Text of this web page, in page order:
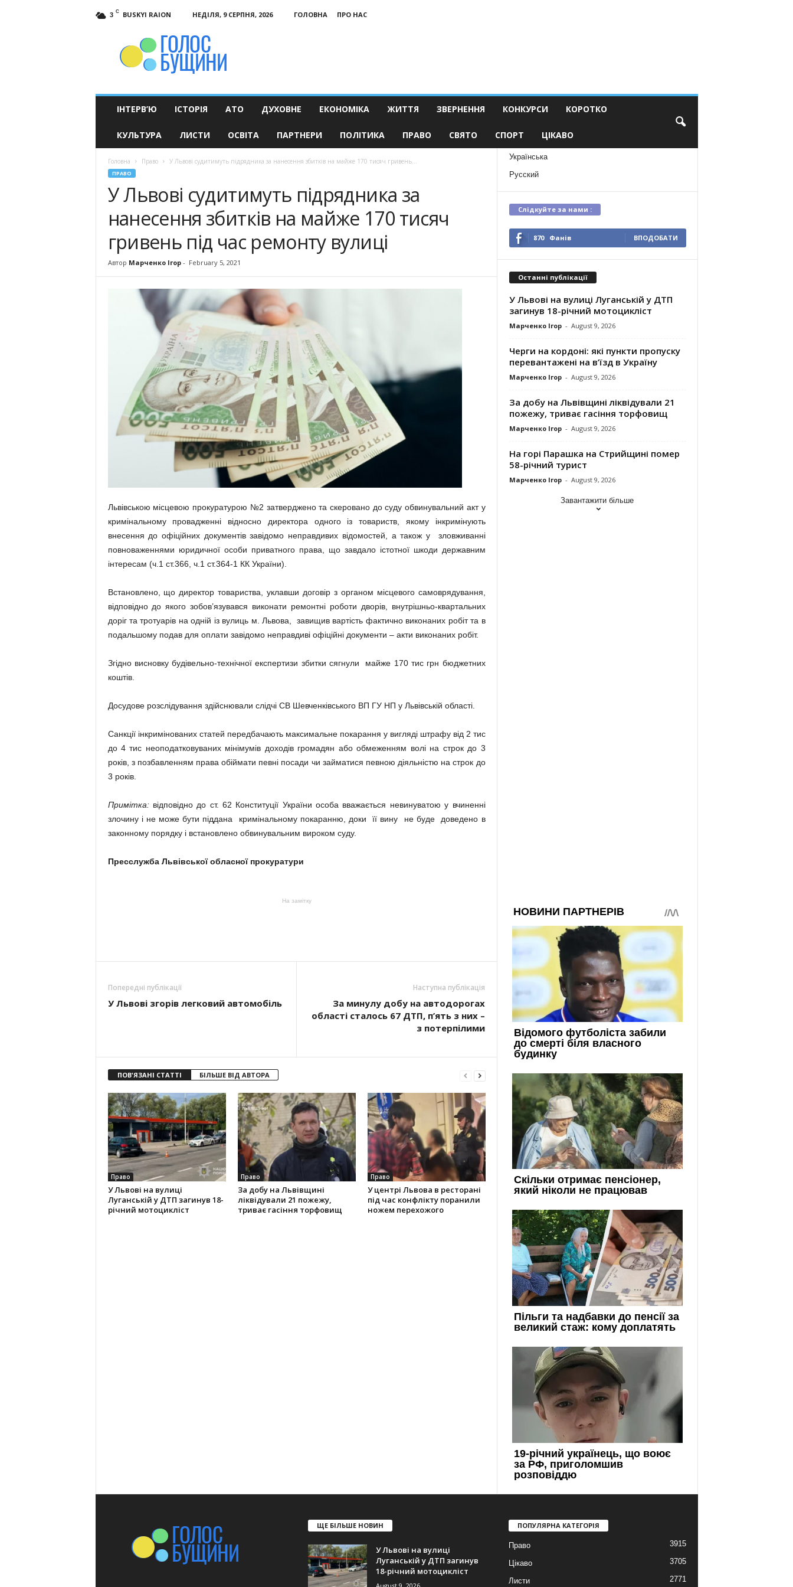
3 C BUSKYI RAION НЕДІЛЯ, 9 СЕРПНЯ, 2026 ГОЛОВНА
ПРО НАС
ІНТЕРВ’Ю ІСТОРІЯ АТО ДУХОВНЕ ЕКОНОМІКА ЖИТТЯ ЗВЕРНЕННЯ КОНКУРСИ КОРОТКО
КУЛЬТУРА ЛИСТИ ОСВІТА ПАРТНЕРИ ПОЛІТИКА ПРАВО СВЯТО СПОРТ ЦІКАВО
Головна Право У Львові судитимуть підрядника за нанесення збитків на майже 170 тисяч гривень...
ПРАВО
У Львові судитимуть підрядника за
нанесення збитків на майже 170 тисяч
гривень під час ремонту вулиці
Автор Марченко Ігор- February 5, 2021
Львівською місцевою прокуратурою №2 затверджено та скеровано до суду обвинувальний акт у
кримінальному провадженні відносно директора одного із товариств, якому інкримінують
внесення до офіційних документів завідомо неправдивих відомостей, а також у зловживанні
повноваженнями юридичної особи приватного права, що завдало істотної шкоди державним
інтересам (ч.1 ст.366, ч.1 ст.364-1 КК України).
Встановлено, що директор товариства, уклавши договір з органом місцевого самоврядування,
відповідно до якого зобов’язувався виконати ремонтні роботи дворів, внутрішньо-квартальних
доріг та тротуарів на одній із вулиць м. Львова, завищив вартість фактично виконаних робіт та в
подальшому подав для оплати завідомо неправдиві офіційні документи – акти виконаних робіт.
Згідно висновку будівельно-технічної експертизи збитки сягнули майже 170 тис грн бюджетних
коштів.
Досудове розслідування здійснювали слідчі СВ Шевченківського ВП ГУ НП у Львівській області.
Санкції інкримінованих статей передбачають максимальне покарання у вигляді штрафу від 2 тис
до 4 тис неоподатковуваних мінімумів доходів громадян або обмеженням волі на строк до 3
років, з позбавленням права обіймати певні посади чи займатися певною діяльністю на строк до
3 років.
Примітка:відповідно до ст. 62 Конституції України особа вважається невинуватою у вчиненні
злочину і не може бути піддана кримінальному покаранню, доки її вину не буде доведено в
законному порядку і встановлено обвинувальним вироком суду.
Пресслужба Львівської обласної прокуратури
На замітку
Попередні публікації
У Львові згорів легковий автомобіль
Наступна публікація
За минулу добу на автодорогах
області сталось 67 ДТП, п’ять з них –
з потерпілими
ПОВ'ЯЗАНІ СТАТТІ БІЛЬШЕ ВІД АВТОРА
Право
У Львові на вулиці
Луганській у ДТП загинув 18-
річний мотоцикліст
Право
За добу на Львівщині
ліквідували 21 пожежу,
триває гасіння торфовищ
Право
У центрі Львова в ресторані
під час конфлікту поранили
ножем перехожого
Українська
Русский
Слідкуйте за нами :
870 Фанів ВПОДОБАТИ
Останні публікації
У Львові на вулиці Луганській у ДТП
загинув 18-річний мотоцикліст
Марченко Ігор - August 9, 2026
Черги на кордоні: які пункти пропуску
перевантажені на в’їзд в Україну
Марченко Ігор - August 9, 2026
За добу на Львівщині ліквідували 21
пожежу, триває гасіння торфовищ
Марченко Ігор - August 9, 2026
На горі Парашка на Стрийщині помер
58-річний турист
Марченко Ігор - August 9, 2026
Завантажити більше
ЩЕ БІЛЬШЕ НОВИН
У Львові на вулиці
Луганській у ДТП загинув
18-річний мотоцикліст
ПОПУЛЯРНА КАТЕГОРІЯ
Право 3915
Цікаво 3705
Листи 2771